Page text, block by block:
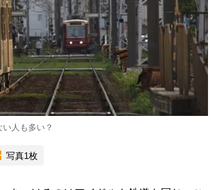
人も多い？
写真1枚